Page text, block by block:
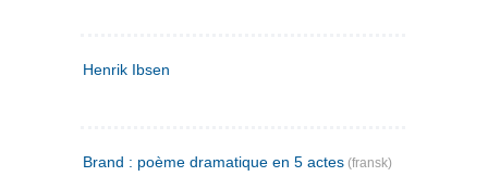
Henrik Ibsen
Brand : poème dramatique en 5 actes (fransk)